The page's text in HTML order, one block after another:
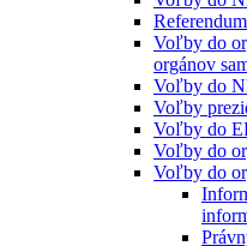
Voľby do
orgánov
Voľby do
Voľby
Voľby do
Voľby do
Voľby do